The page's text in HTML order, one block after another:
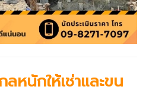
หนักให้เช่าและขน